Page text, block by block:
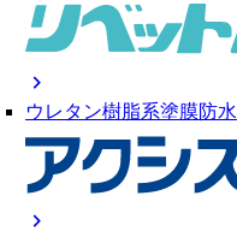
chevron_right
ウレタン樹脂系塗膜防水
chevron_right